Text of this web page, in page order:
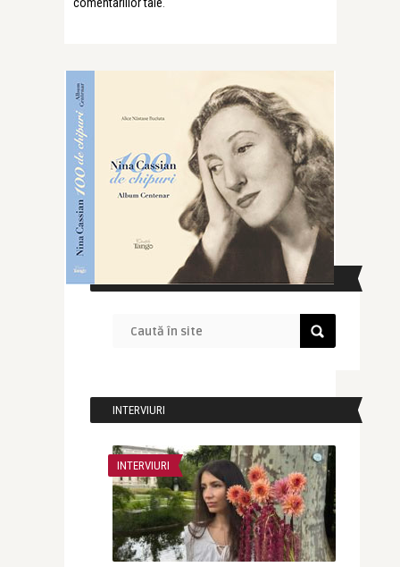
CAUTĂ ÎN SITE
INTERVIURI
INTERVIURI